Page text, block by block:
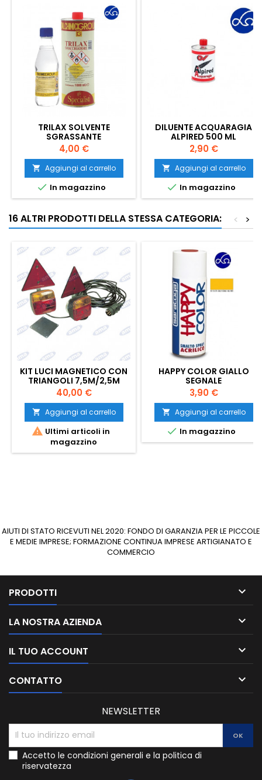
TRILAX SOLVENTE
SGRASSANTE
SMACCHIATORE 375 ML
Prezzo
4,00 €
 Aggiungi al carrello
 In magazzino
DILUENTE ACQUARAGIA
ALPIRED 500 ML
Prezzo
2,90 €
 Aggiungi al carrello
 In magazzino
16 ALTRI PRODOTTI DELLA STESSA CATEGORIA: >
<
KIT LUCI MAGNETICO CON
TRIANGOLI 7,5M/2,5M
Prezzo
40,00 €
 Aggiungi al carrello
 Ultimi articoli in
magazzino
HAPPY COLOR GIALLO
SEGNALE
Prezzo
3,90 €
 Aggiungi al carrello
 In magazzino
AIUTI DI STATO RICEVUTI NEL 2020: FONDO DI GARANZIA PER LE PICCOLE
E MEDIE IMPRESE; FORMAZIONE CONTINUA IMPRESE ARTIGIANATO E
COMMERCIO
PRODOTTI 
LA NOSTRA AZIENDA 
IL TUO ACCOUNT 
CONTATTO 
NEWSLETTER
Accetto le condizioni generali e la politica di
riservatezza